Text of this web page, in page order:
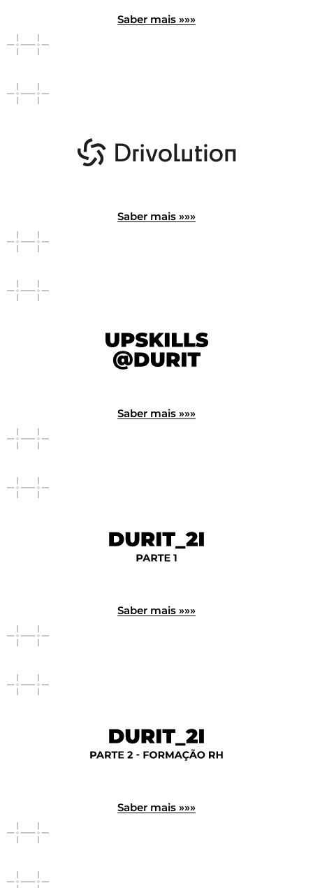
Saber mais »»»
Saber mais »»»
Saber mais »»»
Saber mais »»»
Saber mais »»»